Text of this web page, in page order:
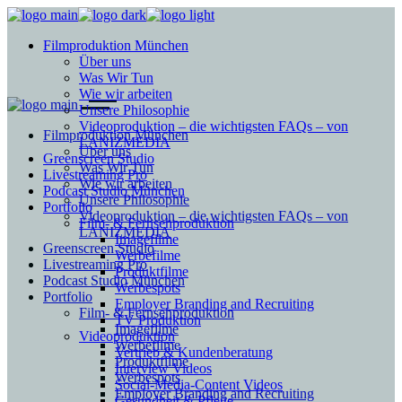
Filmproduktion München
Über uns
Was Wir Tun
Wie wir arbeiten
Unsere Philosophie
Videoproduktion – die wichtigsten FAQs – von
LANIZMEDIA
Greenscreen Studio
Livestreaming Pro
Podcast Studio München
Portfolio
Film- & Fernsehproduktion
Imagefilme
Werbefilme
Produktfilme
Werbespots
Employer Branding and Recruiting
TV Produktion
Videoproduktion
Vertrieb & Kundenberatung
Interview Videos
Social-Media-Content Videos
Filmproduktion München
Über uns
Was Wir Tun
Wie wir arbeiten
Unsere Philosophie
Videoproduktion – die wichtigsten FAQs – von
LANIZMEDIA
Greenscreen Studio
Livestreaming Pro
Podcast Studio München
Portfolio
Film- & Fernsehproduktion
Imagefilme
Werbefilme
Produktfilme
Werbespots
Employer Branding and Recruiting